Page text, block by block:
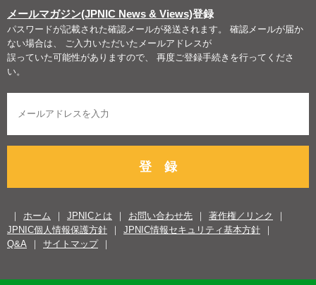
メールマガジン(JPNIC News & Views)登録
パスワードが記載された確認メールが発送されます。 確認メールが届か
ない場合は、 ご入力いただいたメールアドレスが
誤っていた可能性がありますので、 再度ご登録手続きを行ってくださ
い。
登 録
ホーム JPNICとは お問い合わせ先
著作権／リンク
JPNIC個人情報保護方針
JPNIC情報セキュリティ基本方針
Q&A
サイトマップ